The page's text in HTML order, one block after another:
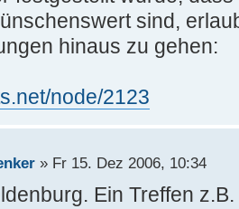
sind,
hinaus zu gehen:
node/2123
» Fr 15. Dez 2006, 10:34
Ein Treffen